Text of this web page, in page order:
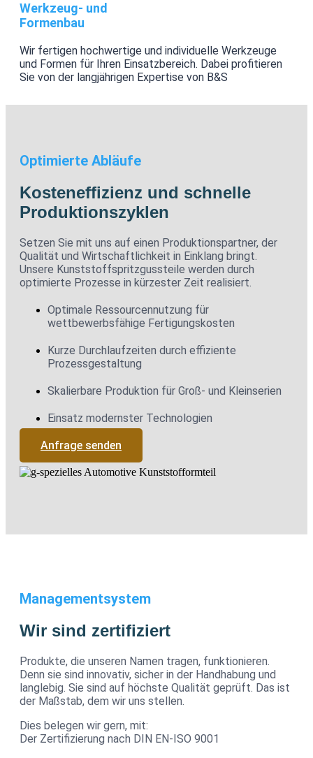
Werkzeug- und
Formenbau
Wir fertigen hochwertige und individuelle Werkzeuge
und Formen für Ihren Einsatzbereich. Dabei profitieren
Sie von der langjährigen Expertise von B&S
Optimierte Abläufe
Kosteneffizienz und schnelle
Produktionszyklen
Setzen Sie mit uns auf einen Produktionspartner, der
Qualität und Wirtschaftlichkeit in Einklang bringt.
Unsere Kunststoffspritzgussteile werden durch
optimierte Prozesse in kürzester Zeit realisiert.
Optimale Ressourcennutzung für
wettbewerbsfähige Fertigungskosten
Kurze Durchlaufzeiten durch effiziente
Prozessgestaltung
Skalierbare Produktion für Groß- und Kleinserien
Einsatz modernster Technologien
Anfrage senden
Managementsystem
Wir sind zertifiziert
Produkte, die unseren Namen tragen, funktionieren.
Denn sie sind innovativ, sicher in der Handhabung und
langlebig. Sie sind auf höchste Qualität geprüft. Das ist
der Maßstab, dem wir uns stellen.
Dies belegen wir gern, mit:
Der Zertifizierung nach DIN EN-ISO 9001​